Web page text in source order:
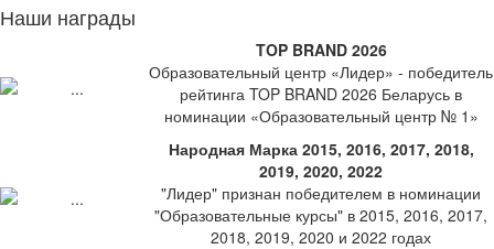
Наши награды
TOP BRAND 2026
Образовательный центр «Лидер» - победитель
рейтинга TOP BRAND 2026 Беларусь в
номинации «Образовательный центр № 1»
Народная Марка 2015, 2016, 2017, 2018,
2019, 2020, 2022
"Лидер" признан победителем в номинации
"Образовательные курсы" в 2015, 2016, 2017,
2018, 2019, 2020 и 2022 годах